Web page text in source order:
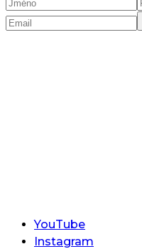
YouTube
Instagram